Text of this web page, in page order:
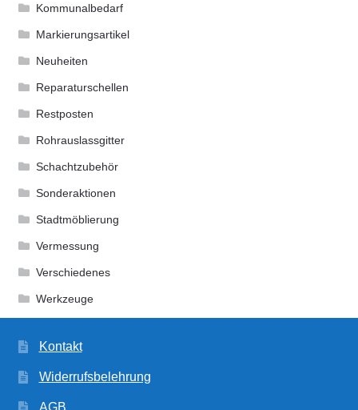
Kommunalbedarf
Markierungsartikel
Neuheiten
Reparaturschellen
Restposten
Rohrauslassgitter
Schachtzubehör
Sonderaktionen
Stadtmöblierung
Vermessung
Verschiedenes
Werkzeuge
Kontakt
Widerrufsbelehrung